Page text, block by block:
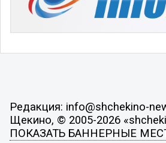
Редакция: info@shchekino-
Щекино, © 2005-2026
ПОКАЗАТЬ БАННЕРНЫЕ